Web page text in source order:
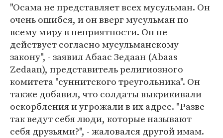
"Осама не представляет всех мусульман. Он
очень ошибся, и он вверг мусульман по
всему миру в неприятности. Он не
действует согласно мусульманскому
закону", - заявил Абаас Зедаан (Abaas
Zedaan), представитель религиозного
комитета "суннитского треугольника". Он
также добавил, что солдаты выкрикивали
оскорбления и угрожали в их адрес. "Разве
так ведут себя люди, которые называют
себя друзьями?", - жаловался другой имам.